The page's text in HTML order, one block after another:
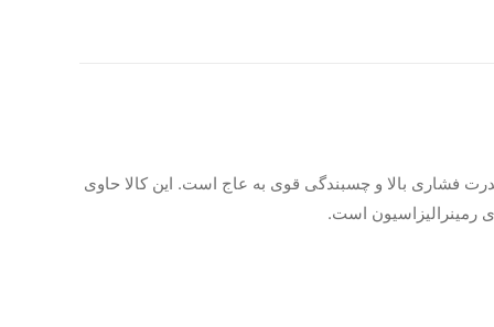
فشاری بالا و چسبندگی قوی به عاج است. این کالا حاوی
رمینرالیزاسیون است.